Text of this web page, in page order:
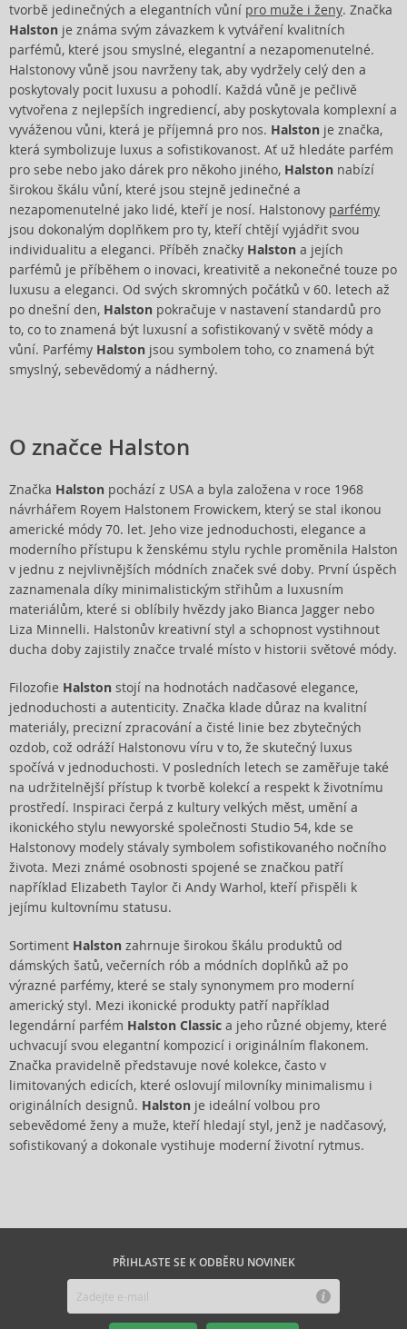
tvorbě jedinečných a elegantních vůní pro muže i ženy. Značka
Halston je známa svým závazkem k vytváření kvalitních
parfémů, které jsou smyslné, elegantní a nezapomenutelné.
Halstonovy vůně jsou navrženy tak, aby vydržely celý den a
poskytovaly pocit luxusu a pohodlí. Každá vůně je pečlivě
vytvořena z nejlepších ingrediencí, aby poskytovala komplexní a
vyváženou vůni, která je příjemná pro nos. Halston je značka,
která symbolizuje luxus a sofistikovanost. Ať už hledáte parfém
pro sebe nebo jako dárek pro někoho jiného, Halston nabízí
širokou škálu vůní, které jsou stejně jedinečné a
nezapomenutelné jako lidé, kteří je nosí. Halstonovy parfémy
jsou dokonalým doplňkem pro ty, kteří chtějí vyjádřit svou
individualitu a eleganci. Příběh značky Halston a jejích
parfémů je příběhem o inovaci, kreativitě a nekonečné touze po
luxusu a eleganci. Od svých skromných počátků v 60. letech až
po dnešní den, Halston pokračuje v nastavení standardů pro
to, co to znamená být luxusní a sofistikovaný v světě módy a
vůní. Parfémy Halston jsou symbolem toho, co znamená být
smyslný, sebevědomý a nádherný.
O značce Halston
Značka Halston pochází z USA a byla založena v roce 1968
návrhářem Royem Halstonem Frowickem, který se stal ikonou
americké módy 70. let. Jeho vize jednoduchosti, elegance a
moderního přístupu k ženskému stylu rychle proměnila Halston
v jednu z nejvlivnějších módních značek své doby. První úspěch
zaznamenala díky minimalistickým střihům a luxusním
materiálům, které si oblíbily hvězdy jako Bianca Jagger nebo
Liza Minnelli. Halstonův kreativní styl a schopnost vystihnout
ducha doby zajistily značce trvalé místo v historii světové módy.
Filozofie Halston stojí na hodnotách nadčasové elegance,
jednoduchosti a autenticity. Značka klade důraz na kvalitní
materiály, precizní zpracování a čisté linie bez zbytečných
ozdob, což odráží Halstonovu víru v to, že skutečný luxus
spočívá v jednoduchosti. V posledních letech se zaměřuje také
na udržitelnější přístup k tvorbě kolekcí a respekt k životnímu
prostředí. Inspiraci čerpá z kultury velkých měst, umění a
ikonického stylu newyorské společnosti Studio 54, kde se
Halstonovy modely stávaly symbolem sofistikovaného nočního
života. Mezi známé osobnosti spojené se značkou patří
například Elizabeth Taylor či Andy Warhol, kteří přispěli k
jejímu kultovnímu statusu.
Sortiment Halston zahrnuje širokou škálu produktů od
dámských šatů, večerních rób a módních doplňků až po
výrazné parfémy, které se staly synonymem pro moderní
americký styl. Mezi ikonické produkty patří například
legendární parfém Halston Classic a jeho různé objemy, které
uchvacují svou elegantní kompozicí i originálním flakonem.
Značka pravidelně představuje nové kolekce, často v
limitovaných edicích, které oslovují milovníky minimalismu i
originálních designů. Halston je ideální volbou pro
sebevědomé ženy a muže, kteří hledají styl, jenž je nadčasový,
sofistikovaný a dokonale vystihuje moderní životní rytmus.
PŘIHLASTE SE K ODBĚRU NOVINEK